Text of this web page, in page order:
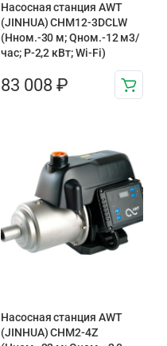
Насосная станция AWT
(JINHUA) CHM12-3DCLW
(Нном.-30 м; Qном.-12 м3/
час; Р-2,2 кВт; Wi-Fi)
83 008 ₽
Насосная станция AWT
(JINHUA) CHM2-4Z